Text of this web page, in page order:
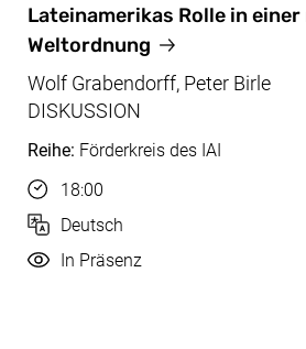
Nov, 26.11.2024
Lateinamerikas Rolle in einer
Weltordnung
Wolf Grabendorff, Peter Birle
DISKUSSION
Reihe: Förderkreis des IAI
Uhrzeit
18:00
Sprache
Deutsch
Durchführung
In Präsenz